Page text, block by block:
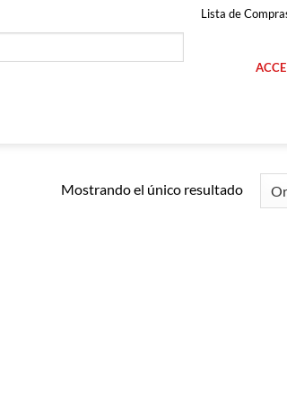
Lista de
Mostrando el único resultado